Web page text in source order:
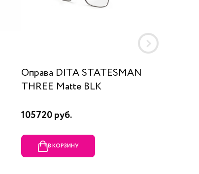
Оправа DITA STATESMAN
THREE Matte BLK
105720 руб.
В КОРЗИНУ